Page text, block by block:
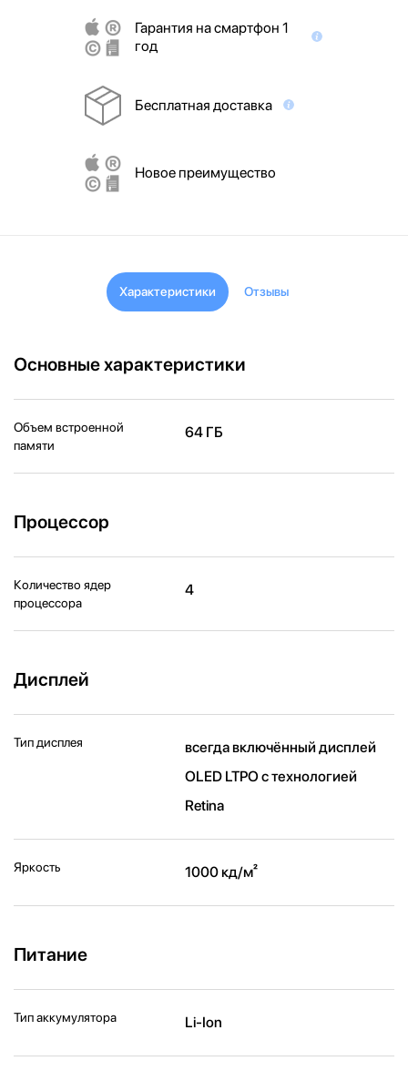
Гарантия на смартфон 1
год
Бесплатная доставка
Новое преимущество
Характеристики Отзывы
Основные характеристики
Объем встроенной
памяти
64 ГБ
Процессор
Количество ядер
процессора
4
Дисплей
Тип дисплея
всегда включённый дисплей
OLED LTPO с технологией
Retina
Яркость 1000 кд/ м²
Питание
Тип аккумулятора Li-Ion